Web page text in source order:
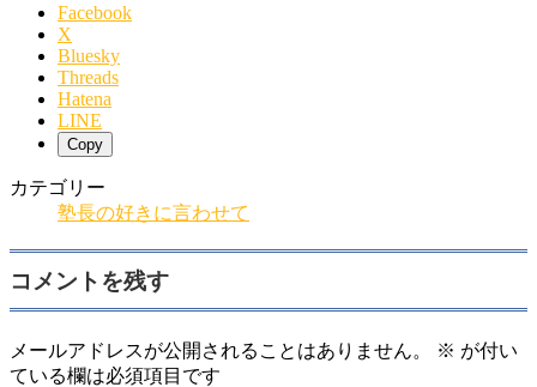
Facebook
X
Bluesky
Threads
Hatena
LINE
Copy
カテゴリー
塾長の好きに言わせて
コメントを残す
メールアドレスが公開されることはありません。 ※ が付い
ている欄は必須項目です